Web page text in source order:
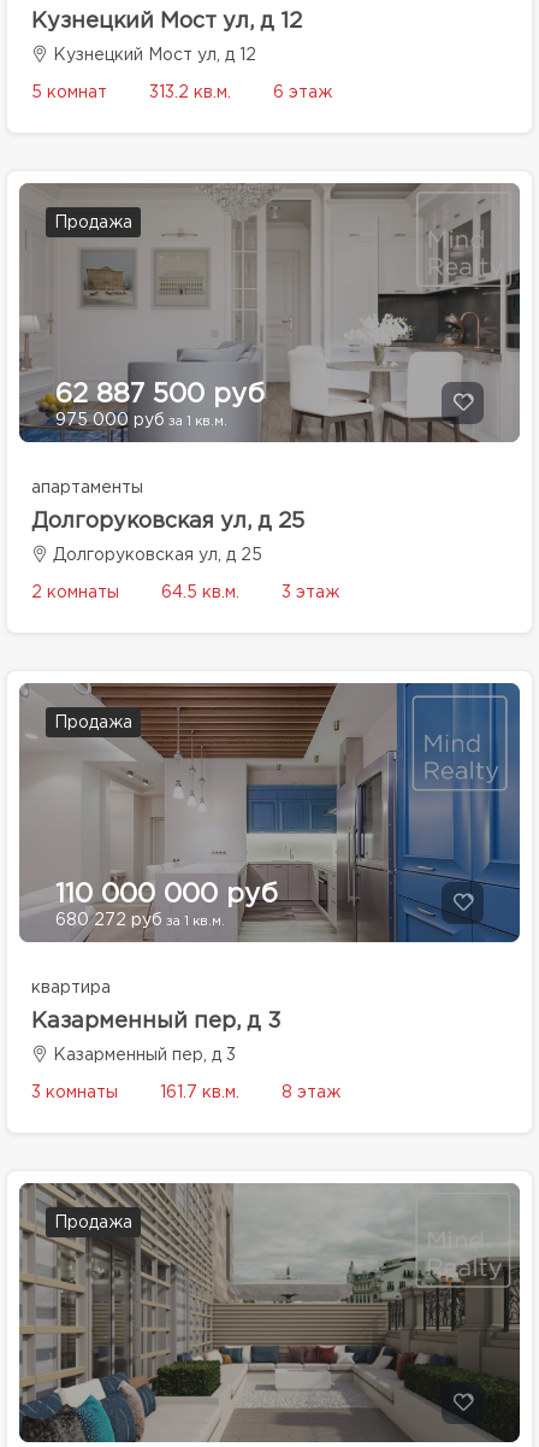
Кузнецкий Мост ул, д 12
Кузнецкий Мост ул, д 12
5 комнат 313.2 кв.м. 6 этаж
Продажа
62 887 500 руб
975 000 руб за 1 кв.м.
апартаменты
Долгоруковская ул, д 25
Долгоруковская ул, д 25
2 комнаты 64.5 кв.м. 3 этаж
Продажа
110 000 000 руб
680 272 руб за 1 кв.м.
квартира
Казарменный пер, д 3
Казарменный пер, д 3
3 комнаты 161.7 кв.м. 8 этаж
Продажа